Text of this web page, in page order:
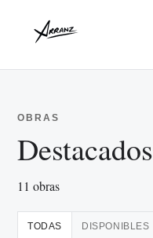
OBRAS
Destacados
11 obras
TODAS DISPONIBLES